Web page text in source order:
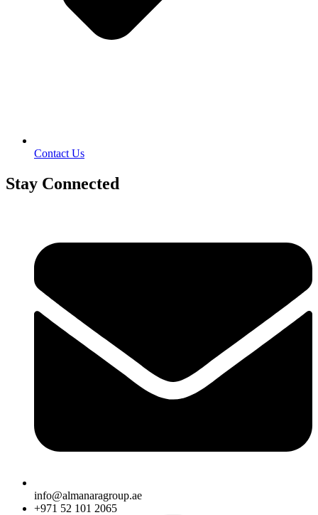
Contact Us
Stay Connected
info@almanaragroup.ae
+971 52 101 2065